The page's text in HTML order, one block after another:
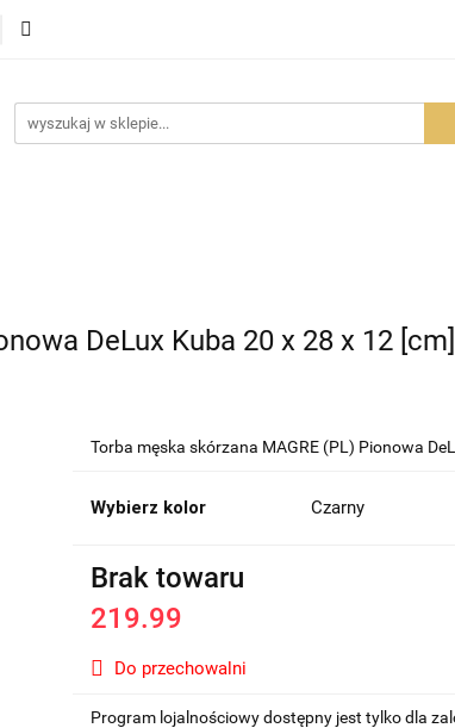
PROMOCJE
DeLux Kuba 20 x 28 x 12 [cm]
Torba męska skórzana MAGRE (PL) Pionowa
Wybierz kolor Czarny
Brak towaru
219.99
Do przechowalni
Program lojalnościowy dostępny jest tylko dla